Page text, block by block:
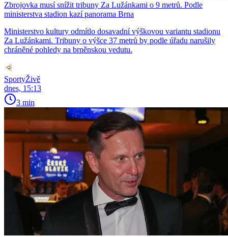
Zbrojovka musí snížit tribuny Za Lužánkami o 9 metrů. Podle
ministerstva stadion kazí panorama Brna
Ministerstvo kultury odmítlo dosavadní výškovou variantu stadionu
Za Lužánkami. Tribuny o výšce 37 metrů by podle úřadu narušily
chráněné pohledy na brněnskou vedutu.
SportyŽivě
dnes, 15:13
3 min